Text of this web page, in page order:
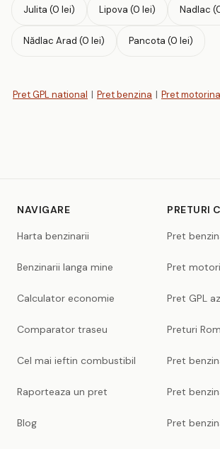
Julita (0 lei) Lipova (0 lei) Nadlac
Nădlac Arad (0 lei) Pancota (0 lei)
Pret GPL national | Pret benzina | Pret motorina
NAVIGARE
Harta benzinarii
Benzinarii langa mine
Calculator economie
Comparator traseu
Cel mai ieftin combustibil
Raporteaza un pret
Blog
PRETURI
Pret
Pret
Pret GPL
Preturi
Pret
Pret
Pret